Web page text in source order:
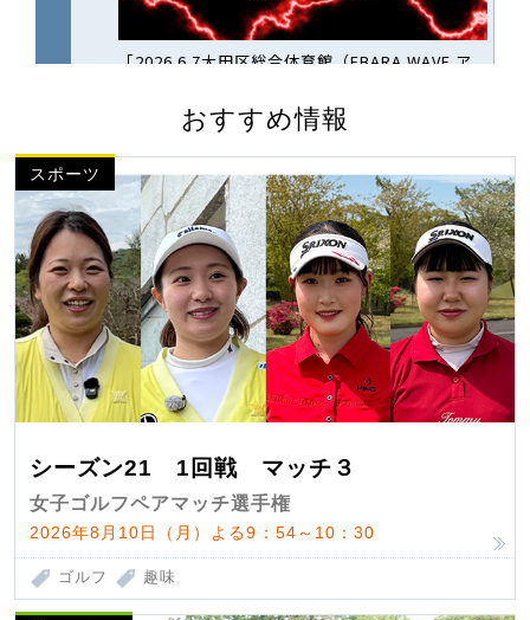
おすすめ情報
スポーツ
シーズン21 1回戦 マッチ３
女子ゴルフペアマッチ選手権
2026年8月10日（月）よる9：54～10：30
ゴルフ 趣味